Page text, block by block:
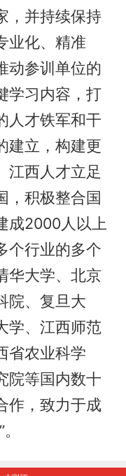
，并持续保持
业化、精准
动参训单位的
学习内容，打
人才铁军和干
建立，构建更
江西人才立足
，积极整合国
成2000人以上
个行业的多个
华大学、北京
院、复旦大
学、江西师范
省农业科学
院等国内数十
作，致力于成